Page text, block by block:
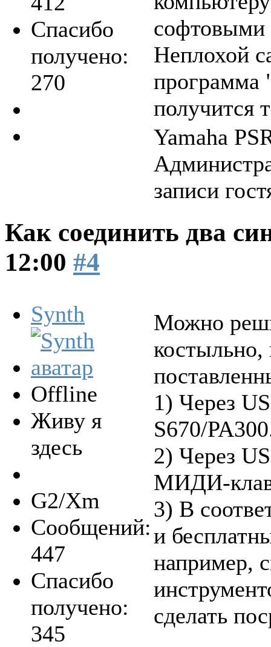
Спасибо
получено:
270
софтовыми
Неплохой
программа
получится
Yamaha
записи
Как соединить два
12:00 #4
Synth
Offline
Живу я
здесь
G2/Xm
Сообщений:
447
Спасибо
получено:
345
Можно
1) Через
S670/
2) Через
МИДИ-
3) В
и
например,
сделать